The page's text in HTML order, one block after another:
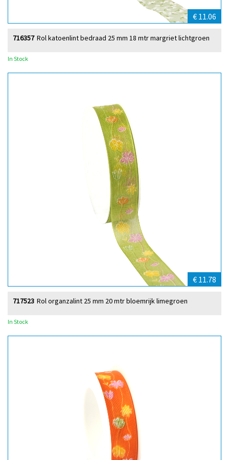
€ 11.06
Rol katoenlint bedraad 25 mm 18 mtr margriet lichtgroen
716357
In Stock
€ 11.78
Rol organzalint 25 mm 20 mtr bloemrijk limegroen
717523
In Stock